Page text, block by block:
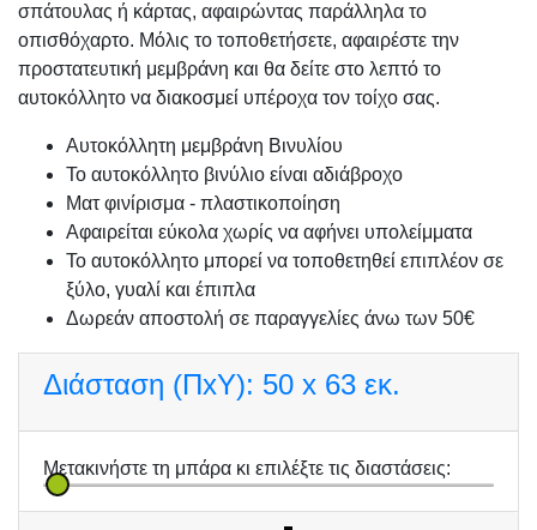
σπάτουλας ή κάρτας, αφαιρώντας παράλληλα το
οπισθόχαρτο. Μόλις το τοποθετήσετε, αφαιρέστε την
προστατευτική μεμβράνη και θα δείτε στο λεπτό το
αυτοκόλλητο να διακοσμεί υπέροχα τον τοίχο σας.
Αυτοκόλλητη μεμβράνη Βινυλίου
Το αυτοκόλλητο βινύλιο είναι αδιάβροχο
Ματ φινίρισμα - πλαστικοποίηση
Αφαιρείται εύκολα χωρίς να αφήνει υπολείμματα
Το αυτοκόλλητο μπορεί να τοποθετηθεί επιπλέον σε
ξύλο, γυαλί και έπιπλα
Δωρεάν αποστολή σε παραγγελίες άνω των 50€
Διάσταση (ΠxΥ): 50 x 63 εκ.
Μετακινήστε τη μπάρα κι επιλέξτε τις διαστάσεις: